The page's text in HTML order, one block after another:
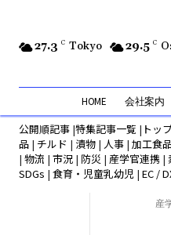
27.3 C Tokyo 29.5 C
HOME 会社案内
公開順記事 |特集記事一覧 | トッ
品 | チルド | 漬物 | 人事 | 加工食
| 物流 | 市況 | 防災 | 産学官連携 |
SDGs | 食育・児童乳幼児 | EC /
産